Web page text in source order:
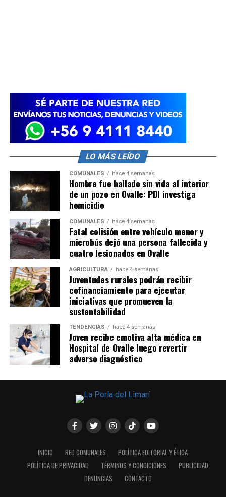
LO MÁS LEÍDO
COMUNALES hace 4 semanas
Hombre fue hallado sin vida al interior
de un pozo en Ovalle: PDI investiga
homicidio
COMUNALES hace 4 semanas
Fatal colisión entre vehículo menor y
microbús dejó una persona fallecida y
cuatro lesionados en Ovalle
AGRICULTURA hace 4 semanas
Juventudes rurales podrán recibir
cofinanciamiento para ejecutar
iniciativas que promueven la
sustentabilidad
TENDENCIAS hace 4 semanas
Joven recibe emotiva alta médica en
Hospital de Ovalle luego revertir
adverso diagnóstico
INICIO RED COMUNALES
POLÍTICA EDITORIAL Y ÉTICA
POLÍTICA DE PRIVACIDAD
TÉRMINOS Y CONDICIONES
PUBLICIDAD
DENUNCIAS
CONTACTO